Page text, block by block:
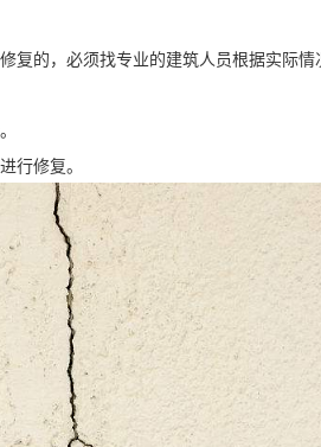
复的，必须找专业的建筑人员根据实际情
行修复。